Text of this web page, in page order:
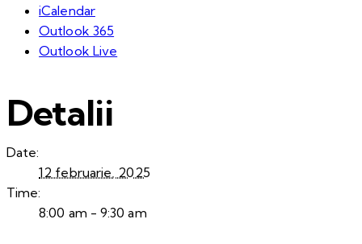
iCalendar
Outlook 365
Outlook Live
Detalii
Date:
12 februarie, 2025
Time:
8:00 am - 9:30 am